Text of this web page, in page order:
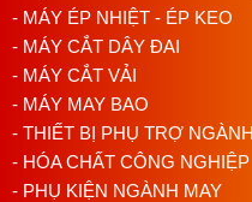
- MÁY ÉP NHIỆT - ÉP KEO
- MÁY CẮT DÂY ĐAI
- MÁY CẮT VẢI
- MÁY MAY BAO
- THIẾT BỊ PHỤ TRỢ
- HÓA CHẤT CÔNG NGHIỆP
- PHỤ KIỆN NGÀNH MAY